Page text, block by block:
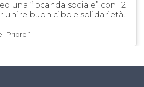
una “locanda sociale” con 12
unire buon cibo e solidarietà.
Priore 1